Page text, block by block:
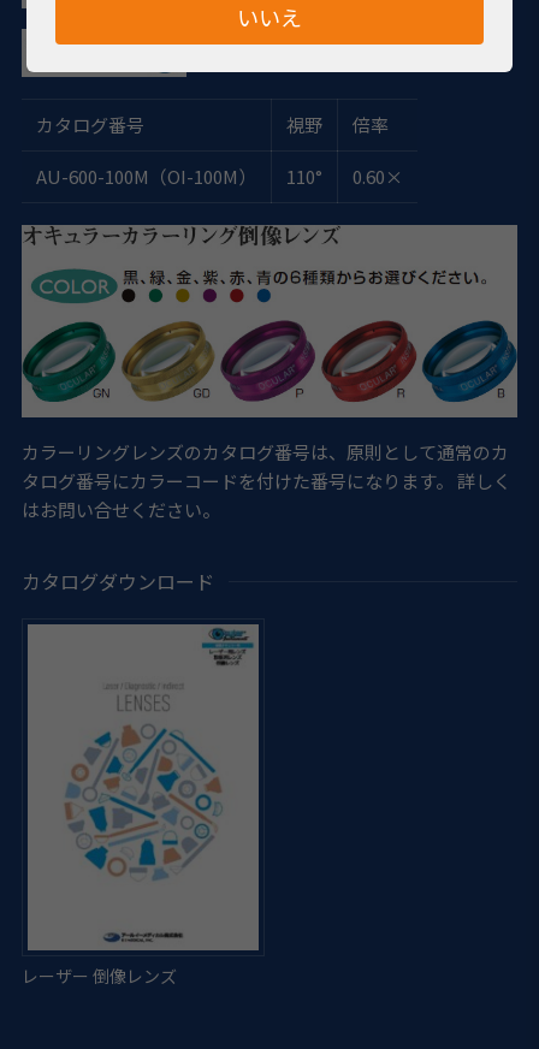
いいえ
カタログ番号 視野 倍率
AU-600-100M（OI-100M） 110° 0.60×
カラーリングレンズのカタログ番号は、原則として通常のカ
タログ番号にカラーコードを付けた番号になります。 詳しく
はお問い合せください。
カタログダウンロード